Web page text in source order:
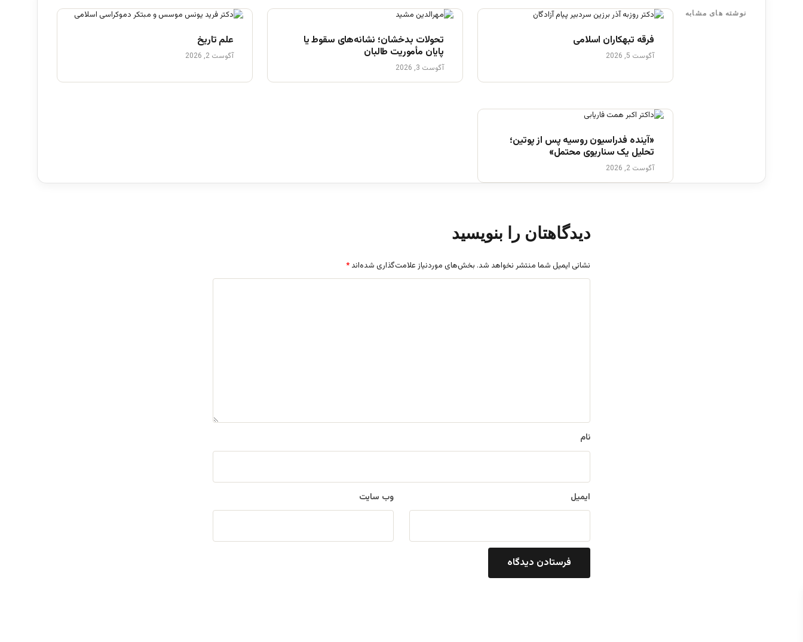
نوشته های مشابه
فرقه تبهکاران اسلامی
آگوست 5, 2026
تحولات بدخشان؛ نشانه‌های سقوط یا
پایان مأموریت طالبان
آگوست 3, 2026
علم تاریخ
آگوست 2, 2026
«آینده فدراسیون روسیه پس از پوتین؛
تحلیل یک سناریوی محتمل»
آگوست 2, 2026
دیدگاهتان را بنویسید
نشانی ایمیل شما منتشر نخواهد شد. بخش‌های موردنیاز علامت‌گذاری شده‌اند *
نام
ایمیل وب‌ سایت